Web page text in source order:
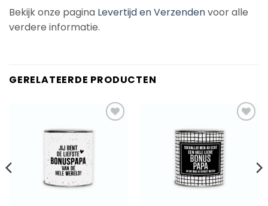
Bekijk onze pagina Levertijd en Verzendenvoor alle
verdere informatie.
GERELATEERDE PRODUCTEN